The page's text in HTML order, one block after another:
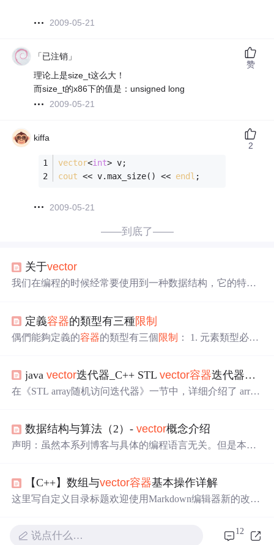
2009-05-21
「已注销」
理论上是size_t这么大！
而size_t的x86下的值是：unsigned long
2009-05-21
赞
kiffa
vector<int> v;
cout << v.max_size() << endl ;
2009-05-21
2
——到底了——
关于vector
我们在编程的时候经常要使用到一种数据结构，它的特点
构就是vector（容器）,具体它的实现，实际上它是一种可
变大小的数组。我们看下它的流程图：一种简单的实现方
定義容器的類型有三種限制
偶們能夠定義的容器的類型有三個 限制
： 1. 元素類型必須
須支援一個缺省值(對於類類型，即指缺省構造函數) 所有
預定義的資料類型，包括指標以及C++標準庫給出的類類
javavector迭代器_C++ STLvector容器迭代器用法详解
在《STL array随机访问迭代器》一节中，详细介绍了 array
ctor模板类提供的操作迭代器的成员函数也和 array
样(如表 1 所示)。表 1vector支持迭代器的成员函数成员函
数据结构与算法（2）-vector概念介绍
声明：虽然本系列博客与具体的编程语言无关。但是本文
现主要是为了解决数组的静态空间的问题。所谓静态空间
指的是一旦配置就不能改变。当然如果你硬要重新配置也
纳新元素。 可以用水桶装水...
【C++】数组与vector容器基本操作详解
这里写自定义目录标题欢迎使用Markdown编辑器新的改变
成一个适合你的列表创建一个表格设定内容居中、居左、
说点什么… 12